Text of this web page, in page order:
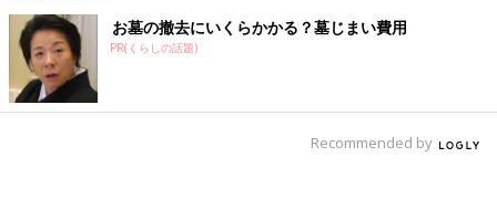
お墓の撤去にいくらかかる？墓じまい費用
PR(くらしの話題)
Recommended by